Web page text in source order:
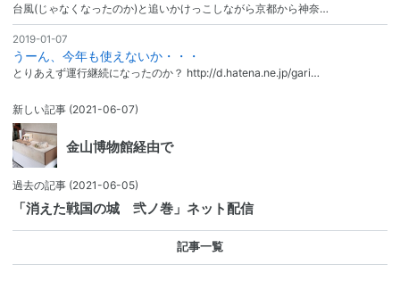
台風(じゃなくなったのか)と追いかけっこしながら京都から神奈…
2019-01-07
うーん、今年も使えないか・・・
とりあえず運行継続になったのか？ http://d.hatena.ne.jp/gari…
新しい記事 (2021-06-07)
金山博物館経由で
過去の記事 (2021-06-05)
「消えた戦国の城 弐ノ巻」ネット配信
記事一覧